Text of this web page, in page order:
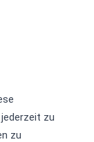
zu
zu